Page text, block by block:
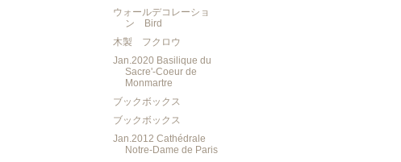
ウォールデコレーショ
ン Bird
木製 フクロウ
Jan.2020 Basilique du
Sacre'-Coeur de
Monmartre
ブックボックス
ブックボックス
Jan.2012 Cathédrale
Notre-Dame de Paris